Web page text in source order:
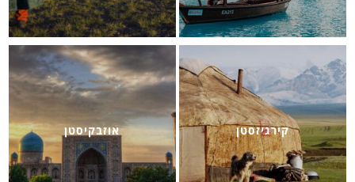
קירגיזסטן אוזבקיסטן